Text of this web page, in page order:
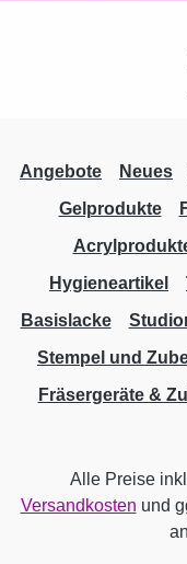
Angebote Neues
Gelprodukte
Hygieneartikel
Basislacke
Stempel und
Fräsergeräte &
Alle Preise
Versandkosten und